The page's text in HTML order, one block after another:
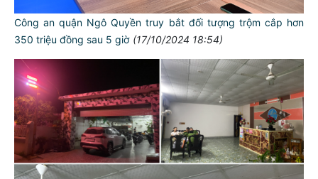
Công an quận Ngô Quyền truy bắt đối tượng trộm cắp hơn
350 triệu đồng sau 5 giờ (17/10/2024 18:54)